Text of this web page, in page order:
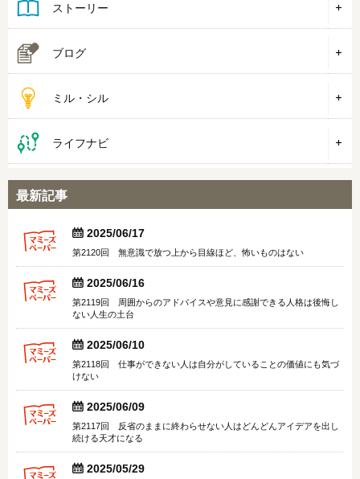
ストーリー
ブログ
ミル・シル
ライフナビ
最新記事
  2025/06/17
第2120回 無意識で放つ上から目線ほど、怖いものはない
  2025/06/16
第2119回 周囲からのアドバイスや意見に感謝できる人格は後悔し
ない人生の土台
  2025/06/10
第2118回 仕事ができない人は自分がしていることの価値にも気づ
けない
  2025/06/09
第2117回 反省のままに終わらせない人はどんどんアイデアを出し
続ける天才になる
 2025/05/29